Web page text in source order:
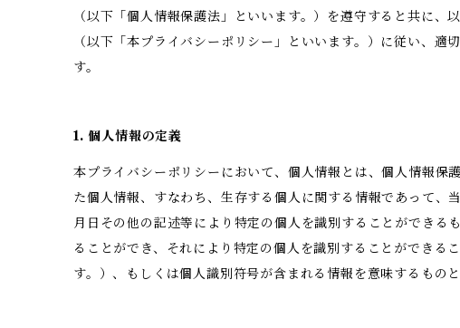
（以下「個人情報保護法」といいます。）を遵守すると共に、
（以下「本プライバシーポリシー」といいます。）に従い、適
す。
1. 個人情報の定義
本プライバシーポリシーにおいて、個人情報とは、個人情報保
た個人情報、すなわち、生存する個人に関する情報であって、
月日その他の記述等により特定の個人を識別することができる
ることができ、それにより特定の個人を識別することができる
す。）、もしくは個人識別符号が含まれる情報を意味するものと